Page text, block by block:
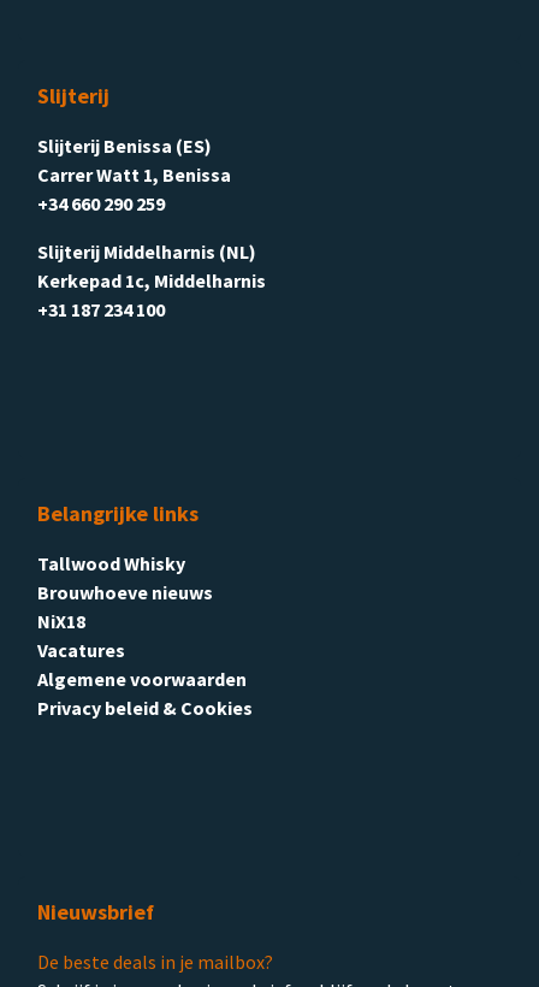
Slijterij
Slijterij Benissa (ES)
Carrer Watt 1, Benissa
+34 660 290 259
Slijterij Middelharnis (NL)
Kerkepad 1c, Middelharnis
+31 187 234 100
Belangrijke links
Tallwood Whisky
Brouwhoeve nieuws
NiX18
Vacatures
Algemene voorwaarden
Privacy beleid & Cookies
Nieuwsbrief
De beste deals in je mailbox?